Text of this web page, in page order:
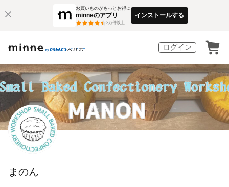
お買いものがもっとお得に
minneのアプリ
3万件以上
インストールする
ログイン
まのん